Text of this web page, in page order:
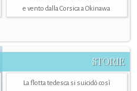
e vento dalla Corsica a Okinawa
STORIE
La flotta tedesca si suicidò così